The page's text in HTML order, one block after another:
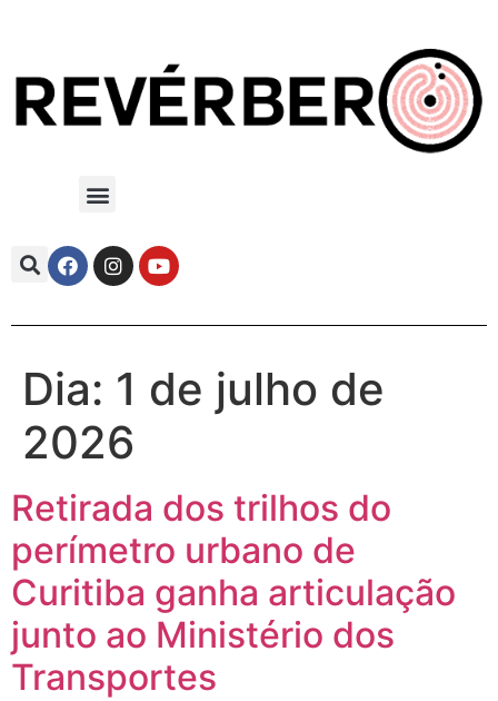
Dia: 1 de julho de
2026
Retirada dos trilhos do
perímetro urbano de
Curitiba ganha articulação
junto ao Ministério dos
Transportes